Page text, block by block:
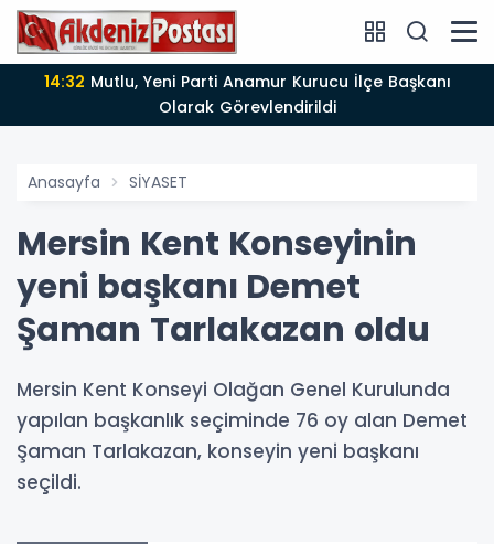
14:12Anamur'da Kasten öldürmeye teşebbüs şüphelisi
tutuklandı
Anasayfa SİYASET
Mersin Kent Konseyinin
yeni başkanı Demet
Şaman Tarlakazan oldu
Mersin Kent Konseyi Olağan Genel Kurulunda
yapılan başkanlık seçiminde 76 oy alan Demet
Şaman Tarlakazan, konseyin yeni başkanı
seçildi.